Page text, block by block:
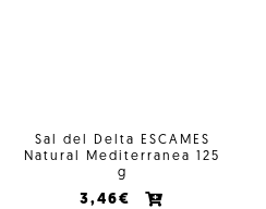
Sal del Delta ESCAMES
Natural Mediterranea 125
g
3,46€